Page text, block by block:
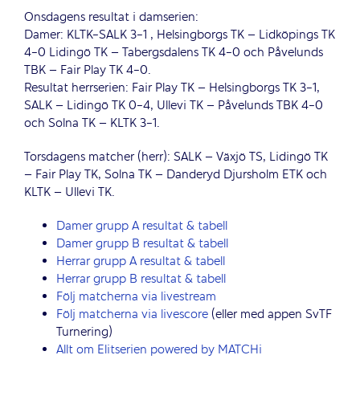
Onsdagens resultat i damserien:
Damer: KLTK-SALK 3-1 , Helsingborgs TK – Lidköpings TK
4-0 Lidingö TK – Tabergsdalens TK 4-0 och Påvelunds
TBK – Fair Play TK 4-0.
Resultat herrserien: Fair Play TK – Helsingborgs TK 3-1,
SALK – Lidingö TK 0-4, Ullevi TK – Påvelunds TBK 4-0
och Solna TK – KLTK 3-1.
Torsdagens matcher (herr): SALK – Växjö TS, Lidingö TK
– Fair Play TK, Solna TK – Danderyd Djursholm ETK och
KLTK – Ullevi TK.
Damer grupp A resultat & tabell
Damer grupp B resultat & tabell
Herrar grupp A resultat & tabell
Herrar grupp B resultat & tabell
Följ matcherna via livestream
Följ matcherna via livescore (eller med appen SvTF
Turnering)
Allt om Elitserien powered by MATCHi